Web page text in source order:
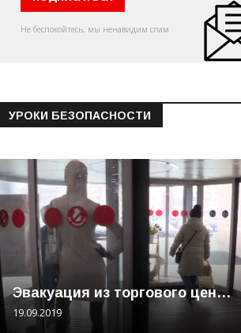
Не беспокойтесь, мы ненавидим спам
УРОКИ БЕЗОПАСНОСТИ
Эвакуация из торгового цен…
19.09.2019